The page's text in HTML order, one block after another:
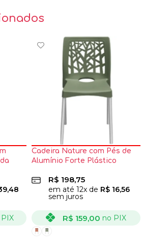
Cadeira Nature com Pés de
Alumínio Forte Plástico
R$ 198,75
em até 12x de R$ 16,56
sem juros
R$ 159,00 no PIX